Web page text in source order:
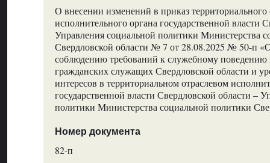
О внесении изменений в приказ территориального
исполнительного органа государственной власти
Управления социальной политики Министерства
Свердловской области № 7 от 28.08.2025 № 50-п
соблюдению требований к служебному поведению
гражданских служащих Свердловской области и
интересов в территориальном отраслевом
государственной власти Свердловской области –
политики Министерства социальной политики
Номер документа
82-п